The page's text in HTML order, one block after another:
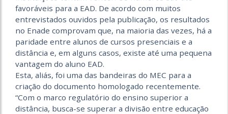
favoráveis para a EAD. De acordo com muitos
entrevistados ouvidos pela publicação, os resultados
no Enade comprovam que, na maioria das vezes, há a
paridade entre alunos de cursos presenciais e a
distância e, em alguns casos, existe até uma pequena
vantagem do aluno EAD.
Esta, aliás, foi uma das bandeiras do MEC para a
criação do documento homologado recentemente.
“Com o marco regulatório do ensino superior a
distância, busca-se superar a divisão entre educação